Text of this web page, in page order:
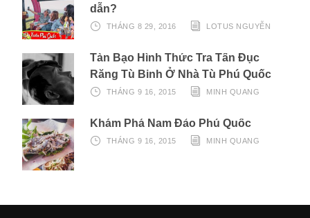
dẫn?
THÁNG 8 29, 2016 LOTUS NGUYỄN
Tàn Bạo Hình Thức Tra Tấn Đục
Răng Tù Binh Ở Nhà Tù Phú Quốc
THÁNG 9 16, 2015 MINH QUANG
Khám Phá Nam Đảo Phú Quốc
THÁNG 9 16, 2015 MINH QUANG